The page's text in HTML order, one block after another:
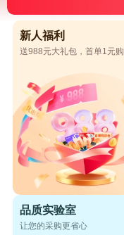
新人福利
送988元大礼包，首单1元购
品质实验室
让您的采购更省心